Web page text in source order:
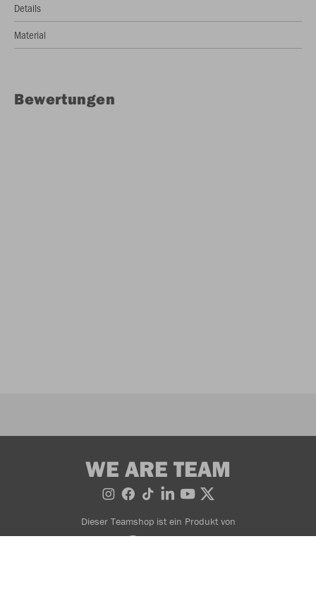
Details
Material
Bewertungen
WE ARE TEAM
Dieser Teamshop ist ein Produkt von